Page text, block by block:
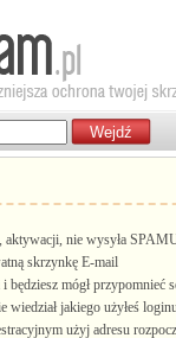
aktywacji, nie wysyła
skrzynkę E-mail
mógł przypomnieć
jakiego użyłeś
użyj adresu